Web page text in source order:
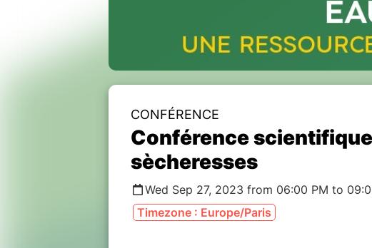
CONFÉRENCE
Conférence
sècheresses
Wed Sep 27, 2023 from 06:00 PM to
Timezone : Europe/Paris